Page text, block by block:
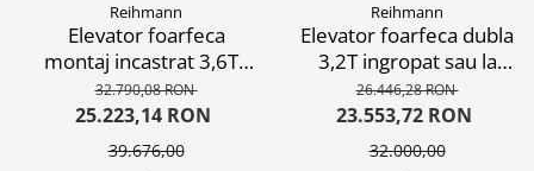
Reihmann
Elevator foarfeca
montaj incastrat 3,6T -
RHM S36U
32.790,08 RON
25.223,14 RON
39.676,00
Reihmann
Elevator foarfeca dubla
3,2T ingropat sau la
suprafata, 380V
26.446,28 RON
23.553,72 RON
32.000,00